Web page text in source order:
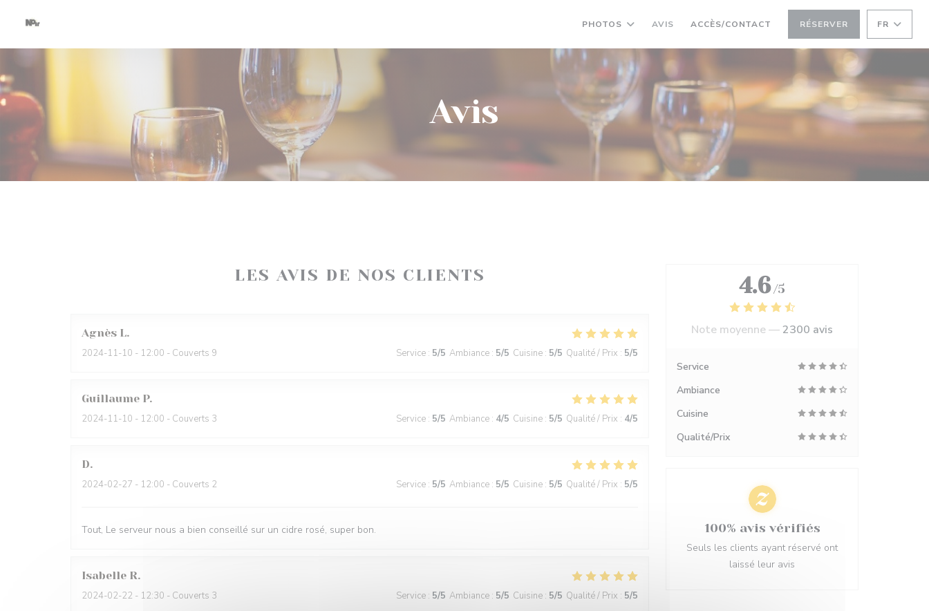
PHOTOS AVIS ACCÈS/CONTACT RÉSERVER FR
Avis
LES AVIS DE NOS CLIENTS
Agnès L
2024-11-10 - 12:00 - Couverts 9 Service : 5/5 Ambiance : 5/5 Cuisine : 5/5 Qualité / Prix : 5/5
Guillaume P
2024-11-10 - 12:00 - Couverts 3 Service : 5/5 Ambiance : 4/5 Cuisine : 5/5 Qualité / Prix : 4/5
D
2024-02-27 - 12:00 - Couverts 2 Service : 5/5 Ambiance : 5/5 Cuisine : 5/5 Qualité / Prix : 5/5
Tout, Le serveur nous a bien conseillé sur un cidre rosé, super bon.
Isabelle R
2024-02-22 - 12:30 - Couverts 3 Service : 5/5 Ambiance : 5/5 Cuisine : 5/5 Qualité / Prix : 5/5
4.6 /5
Note moyenne —2300 avis
Service
Ambiance
Cuisine
Qualité/Prix
100% avis vérifiés
Seuls les clients ayant réservé ont
laissé leur avis